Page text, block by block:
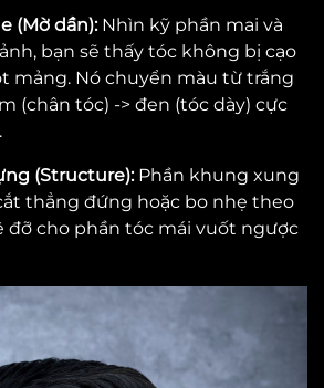
(Mờ dần):Nhìn kỹ phần mai và
bạn sẽ thấy tóc không bị cạo
mảng. Nó chuyển màu từ trắng
(chân tóc) -> đen (tóc dày) cực
(Structure):Phần khung xung
thẳng đứng hoặc bo nhẹ theo
đỡ cho phần tóc mái vuốt ngược